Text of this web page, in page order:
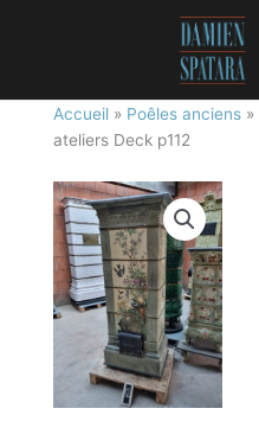
Accueil» Poêles anciens»
ateliers Deck p112